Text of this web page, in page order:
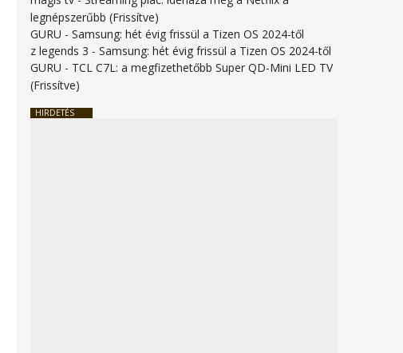
legnépszerűbb (Frissítve)
GURU -Samsung: hét évig frissül a Tizen OS 2024-től
z legends 3 -Samsung: hét évig frissül a Tizen OS 2024-től
GURU - TCL C7L: a megfizethetőbb Super QD-Mini LED TV
(Frissítve)
HIRDETÉS